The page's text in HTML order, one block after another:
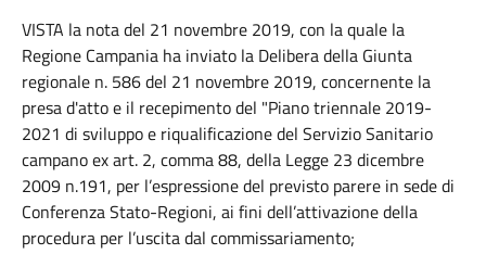
VISTA la nota del 21 novembre 2019, con la quale la
Regione Campania ha inviato la Delibera della Giunta
regionale n. 586 del 21 novembre 2019, concernente la
presa d'atto e il recepimento del "Piano triennale 2019-
2021 di sviluppo e riqualificazione del Servizio Sanitario
campano ex art. 2, comma 88, della Legge 23 dicembre
2009 n.191, per l’espressione del previsto parere in sede di
Conferenza Stato-Regioni, ai fini dell’attivazione della
procedura per l’uscita dal commissariamento;